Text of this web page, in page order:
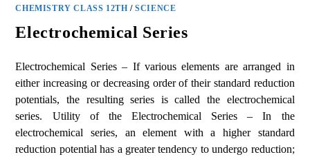
CHEMISTRY CLASS 12TH /SCIENCE
Electrochemical Series
Electrochemical Series – If various elements are arranged in
either increasing or decreasing order of their standard reduction
potentials, the resulting series is called the electrochemical
series. Utility of the Electrochemical Series – In the
electrochemical series, an element with a higher standard
reduction potential has a greater tendency to undergo reduction;